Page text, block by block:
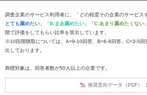
調査企業のサービス利用者に、「どの程度その企業のサービス
とても薦めたい 」「B:まあ薦めたい 」「C:あまり薦めたくない
階で評価をしてもらい比率を算出しています。
※10段階聴取については、A=9-10回答、B=6-8回答、C=3-5回
出しております。
商標対象は、回答者数が50人以上の企業です。
推奨意向データ（PDF）